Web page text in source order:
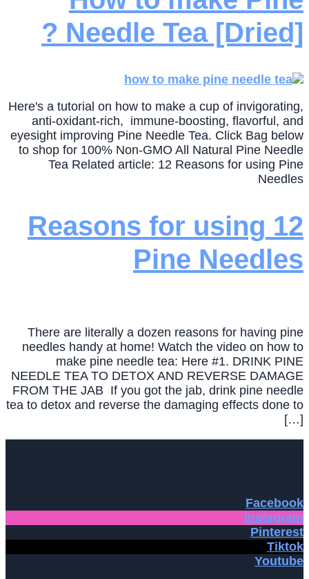
Needle Tea [Dried] ?
Here's a tutorial on how to make a cup of invigorating,
anti-oxidant-rich, immune-boosting, flavorful, and
eyesight improving Pine Needle Tea. Click Bag below
to shop for 100% Non-GMO All Natural Pine Needle
Tea Related article: 12 Reasons for using Pine
Needles
12 Reasons for using
Pine Needles
There are literally a dozen reasons for having pine
needles handy at home! Watch the video on how to
make pine needle tea: Here #1. DRINK PINE
NEEDLE TEA TO DETOX AND REVERSE DAMAGE
FROM THE JAB If you got the jab, drink pine needle
tea to detox and reverse the damaging effects done to
[…]
Facebook
Instagram
Pinterest
Tiktok
Youtube